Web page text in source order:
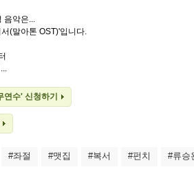
음악은...
(말아톤 OST)'입니다.
수' 신청하기
#좌절 #맷집 #복서 #펀치 #류승